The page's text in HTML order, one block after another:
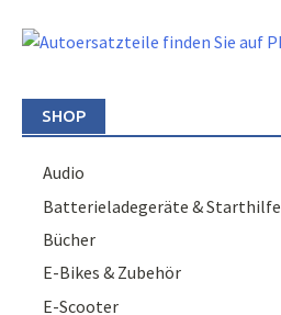
SHOP
Audio
Batterieladegeräte & Starthilfe
Bücher
E-Bikes & Zubehör
E-Scooter